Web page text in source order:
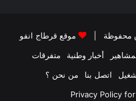
موقع قرطاج انفو
أخبار وطنية
متفرقات
اتصل بنا
من نحن ؟
Privacy Policy